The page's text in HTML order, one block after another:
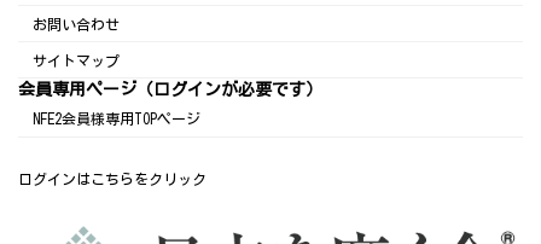
お問い合わせ
サイトマップ
会員専用ページ（ログインが必要です）
NFE2会員様専用TOPページ
ログインはこちらをクリック